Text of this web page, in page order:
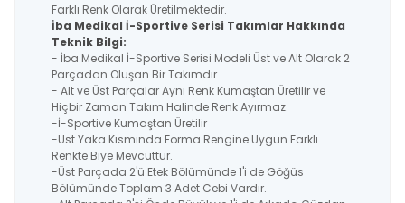
Farklı Renk Olarak Üretilmektedir.
İba Medikal İ-Sportive Serisi Takımlar Hakkında
Teknik Bilgi:
- İba Medikal İ-Sportive Serisi Modeli Üst ve Alt Olarak 2
Parçadan Oluşan Bir Takımdır.
- Alt ve Üst Parçalar Aynı Renk Kumaştan Üretilir ve
Hiçbir Zaman Takım Halinde Renk Ayırmaz.
-İ-Sportive Kumaştan Üretilir
-Üst Yaka Kısmında Forma Rengine Uygun Farklı
Renkte Biye Mevcuttur.
-Üst Parçada 2'ü Etek Bölümünde 1'i de Göğüs
Bölümünde Toplam 3 Adet Cebi Vardır.